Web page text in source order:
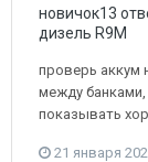
новичок13
дизель R9M
проверь аккум
между банками,
показывать
21 января